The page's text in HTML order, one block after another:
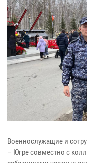
Военнослужащие и
– Югре совместно с